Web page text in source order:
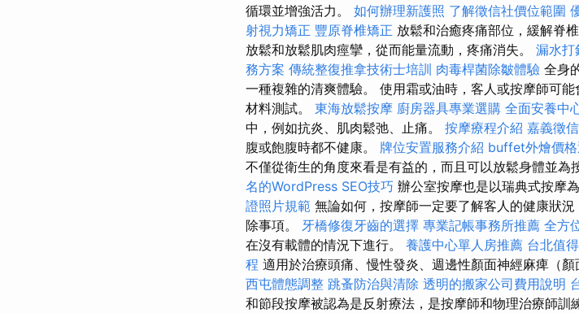
循環並增強活力。 如何辦理新護照 了解徵信社價位範圍
射視力矯正 豐原脊椎矯正 放鬆和治癒疼痛部位，緩解脊
放鬆和放鬆肌肉痙攣，從而能量流動，疼痛消失。 漏水打
務方案 傳統整復推拿技術士培訓 肉毒桿菌除皺體驗 全身
一種複雜的清爽體驗。 使用霜或油時，客人或按摩師可
材料測試。 東海放鬆按摩 廚房器具專業選購 全面安養中
中，例如抗炎、肌肉鬆弛、止痛。 按摩療程介紹 嘉義徵
腹或飽腹時都不健康。 牌位安置服務介紹 buffet外燴價
不僅從衛生的角度來看是有益的，而且可以放鬆身體並為
名的WordPress SEO技巧 辦公室按摩也是以瑞典式按摩
證照片規範 無論如何，按摩師一定要了解客人的健康狀
除事項。 牙橋修復牙齒的選擇 專業記帳事務所推薦 全方
在沒有載體的情況下進行。 養護中心單人房推薦 台北值
程 適用於治療頭痛、慢性發炎、週邊性顏面神經麻痺（
西屯體態調整 跳蚤防治與清除 透明的搬家公司費用說明
和節段按摩被認為是反射療法，是按摩師和物理治療師